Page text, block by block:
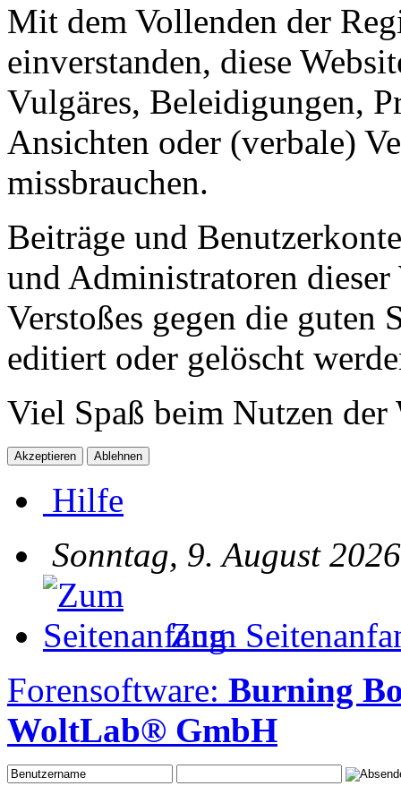
Mit dem Vollenden der
einverstanden, diese
Vulgäres, Beleidigungen,
Ansichten oder (verbale)
missbrauchen.
Beiträge und
und Administratoren dieser
Verstoßes gegen die guten
editiert oder gelöscht
Viel Spaß beim Nutzen
Hilfe
Sonntag, 9. August
Zum
Forensoftware: Burning
WoltLab® GmbH